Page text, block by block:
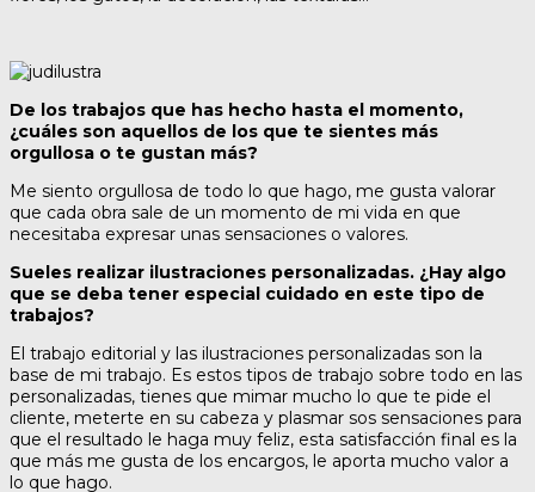
De los trabajos que has hecho hasta el momento,
¿cuáles son aquellos de los que te sientes más
orgullosa o te gustan más?
Me siento orgullosa de todo lo que hago, me gusta valorar
que cada obra sale de un momento de mi vida en que
necesitaba expresar unas sensaciones o valores.
Sueles realizar ilustraciones personalizadas. ¿Hay algo
que se deba tener especial cuidado en este tipo de
trabajos?
El trabajo editorial y las ilustraciones personalizadas son la
base de mi trabajo. Es estos tipos de trabajo sobre todo en las
personalizadas, tienes que mimar mucho lo que te pide el
cliente, meterte en su cabeza y plasmar sos sensaciones para
que el resultado le haga muy feliz, esta satisfacción final es la
que más me gusta de los encargos, le aporta mucho valor a
lo que hago.